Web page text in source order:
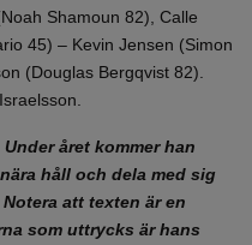
Shamoun 82), Calle
45) – Kevin Jensen (Simon
(Douglas Bergqvist 82).
året kommer han
håll och dela med sig
att texten är en
som uttrycks är hans